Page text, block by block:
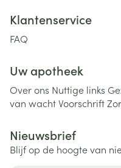
Klantenservice
FAQ
Uw apotheek
Over ons Nuttige links
van wachtVoorschrift
Nieuwsbrief
Blijf op de hoogte van